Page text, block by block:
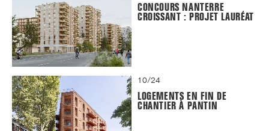
CONCOURS NANTERRE
CROISSANT : PROJET LAURÉAT
10/24
LOGEMENTS EN FIN DE
CHANTIER À PANTIN